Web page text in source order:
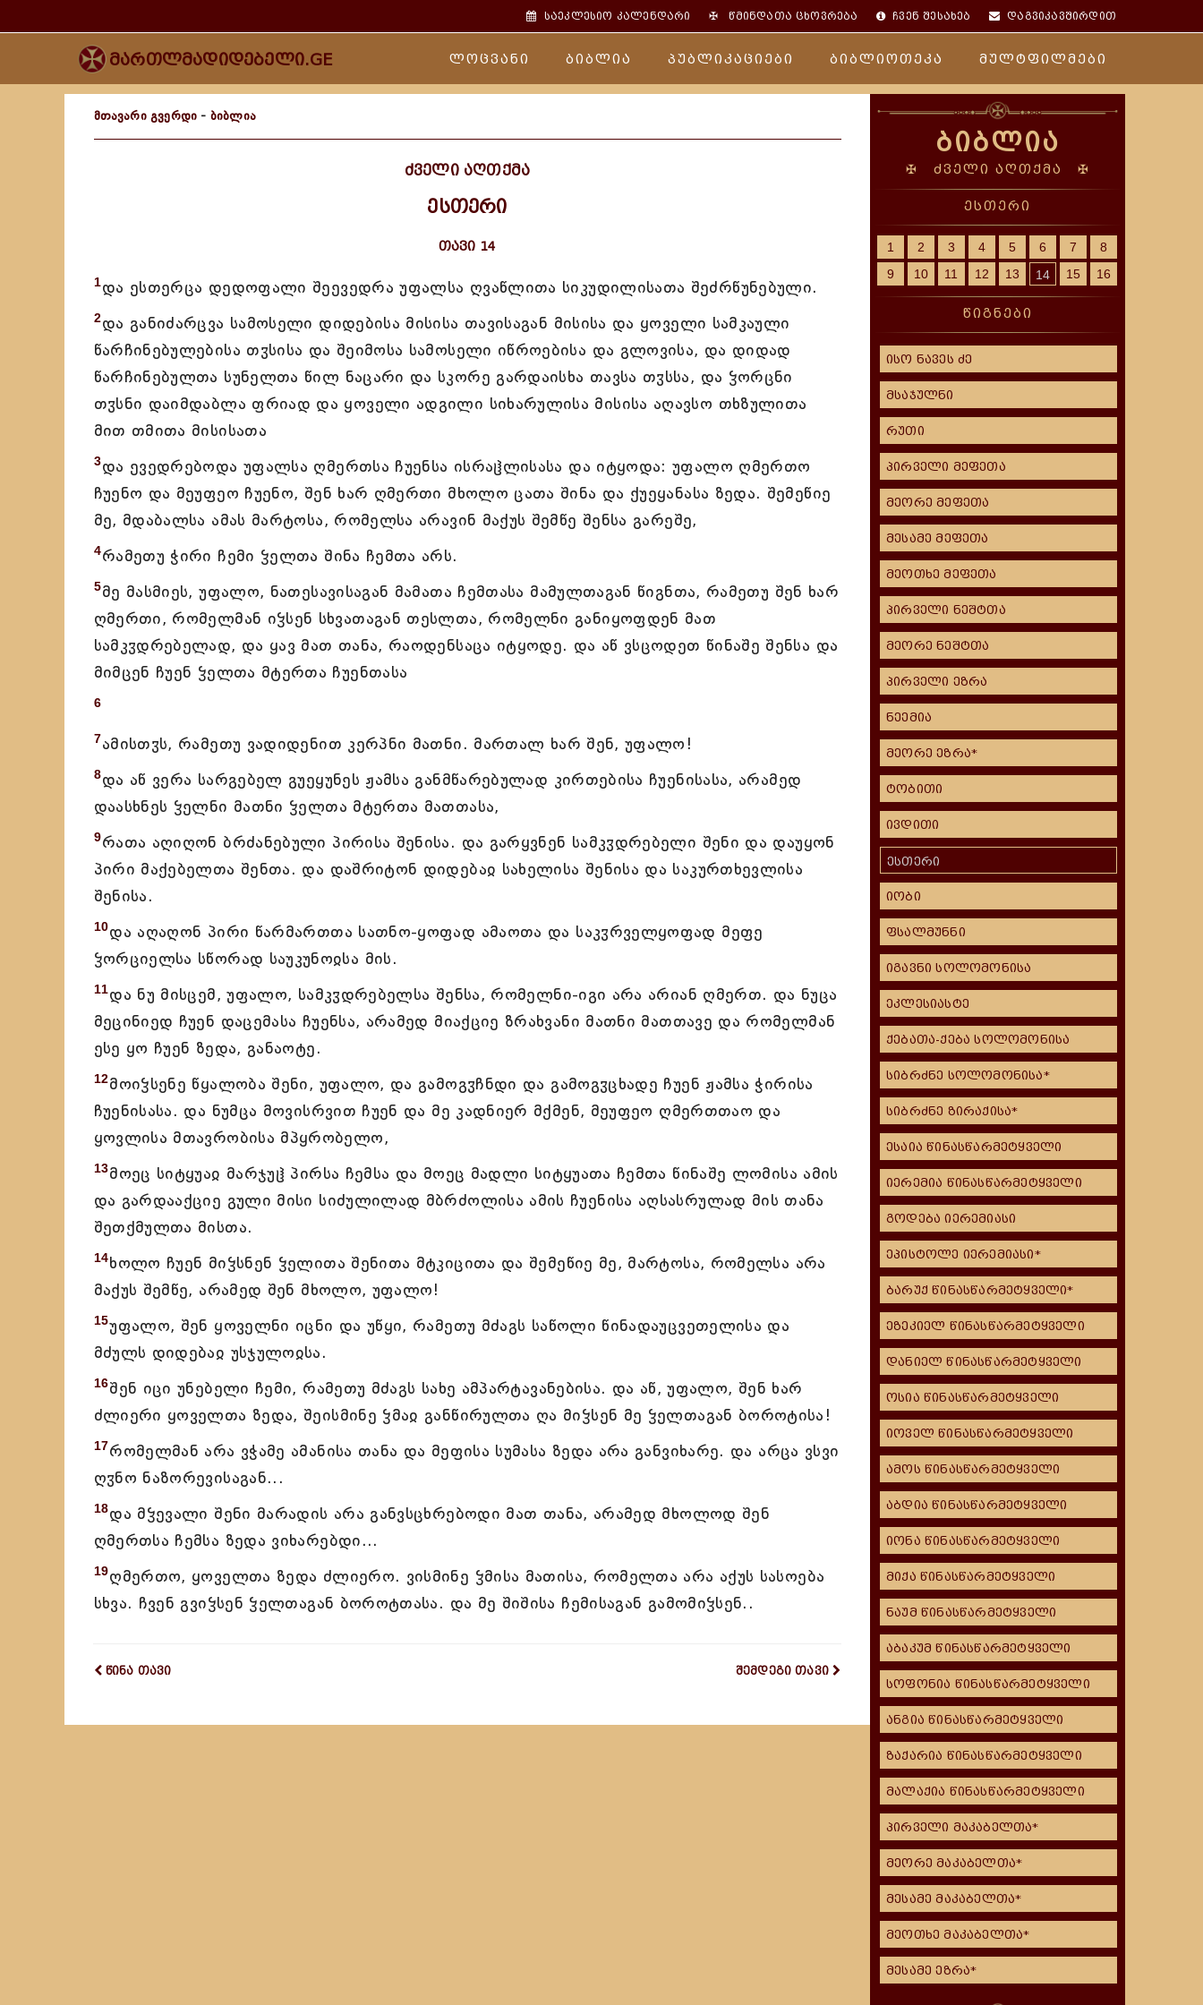
საეკლესიო კალენდარი ✠წმინდათა ცხოვრება ჩვენ შესახებ დაგვიკავშირდით
მართლმადიდებელი.GE ლოცვანი ბიბლია პუბლიკაციები ბიბლიოთეკა მულტფილმები
მთავარი გვერდი - ბიბლია
ძველი აღთქმა
ესთერი
თავი 14
1და ესთერცა დედოფალი შეევედრა უფალსა ღვაწლითა სიკუდილისათა შეძრწუნებული.
2და განიძარცვა სამოსელი დიდებისა მისისა თავისაგან მისისა და ყოველი სამკაული
წარჩინებულებისა თჳსისა და შეიმოსა სამოსელი იწროებისა და გლოვისა, და დიდად
წარჩინებულთა სუნელთა წილ ნაცარი და სკორე გარდაისხა თავსა თჳსსა, და ჴორცნი
თჳსნი დაიმდაბლა ფრიად და ყოველი ადგილი სიხარულისა მისისა აღავსო თხზულითა
მით თმითა მისისათა
3და ევედრებოდა უფალსა ღმერთსა ჩუენსა ისრაჱლისასა და იტყოდა: უფალო ღმერთო
ჩუენო და მეუფეო ჩუენო, შენ ხარ ღმერთი მხოლო ცათა შინა და ქუეყანასა ზედა. შემეწიე
მე, მდაბალსა ამას მარტოსა, რომელსა არავინ მაქუს შემწე შენსა გარეშე,
4რამეთუ ჭირი ჩემი ჴელთა შინა ჩემთა არს.
5მე მასმიეს, უფალო, ნათესავისაგან მამათა ჩემთასა მამულთაგან წიგნთა, რამეთუ შენ ხარ
ღმერთი, რომელმან იჴსენ სხვათაგან თესლთა, რომელნი განიყოფდენ მათ
სამკჳდრებელად, და ყავ მათ თანა, რაოდენსაცა იტყოდე. და აწ ვსცოდეთ წინაშე შენსა და
მიმცენ ჩუენ ჴელთა მტერთა ჩუენთასა
6
7ამისთჳს, რამეთუ ვადიდენით კერპნი მათნი. მართალ ხარ შენ, უფალო!
8და აწ ვერა სარგებელ გუეყუნეს ჟამსა განმწარებულად კირთებისა ჩუენისასა, არამედ
დაასხნეს ჴელნი მათნი ჴელთა მტერთა მათთასა,
9რათა აღიღონ ბრძანებული პირისა შენისა. და გარყვნენ სამკჳდრებელი შენი და დაუყონ
პირი მაქებელთა შენთა. და დაშრიტონ დიდებაჲ სახელისა შენისა და საკურთხევლისა
შენისა.
10და აღაღონ პირი წარმართთა სათნო-ყოფად ამაოთა და საკჳრველყოფად მეფე
ჴორციელსა სწორად საუკუნოჲსა მის.
11და ნუ მისცემ, უფალო, სამკჳდრებელსა შენსა, რომელნი-იგი არა არიან ღმერთ. და ნუცა
მეცინიედ ჩუენ დაცემასა ჩუენსა, არამედ მიაქციე ზრახვანი მათნი მათთავე და რომელმან
ესე ყო ჩუენ ზედა, განაოტე.
12მოიჴსენე წყალობა შენი, უფალო, და გამოგჳჩნდი და გამოგჳცხადე ჩუენ ჟამსა ჭირისა
ჩუენისასა. და ნუმცა მოვისრვით ჩუენ და მე კადნიერ მქმენ, მეუფეო ღმერთთაო და
ყოვლისა მთავრობისა მპყრობელო,
13მოეც სიტყუაჲ მარჯუჱ პირსა ჩემსა და მოეც მადლი სიტყუათა ჩემთა წინაშე ლომისა ამის
და გარდააქციე გული მისი სიძულილად მბრძოლისა ამის ჩუენისა აღსასრულად მის თანა
შეთქმულთა მისთა.
14ხოლო ჩუენ მიჴსნენ ჴელითა შენითა მტკიცითა და შემეწიე მე, მარტოსა, რომელსა არა
მაქუს შემწე, არამედ შენ მხოლო, უფალო!
15უფალო, შენ ყოველნი იცნი და უწყი, რამეთუ მძაგს საწოლი წინადაუცვეთელისა და
მძულს დიდებაჲ უსჯულოჲსა.
16შენ იცი უნებელი ჩემი, რამეთუ მძაგს სახე ამპარტავანებისა. და აწ, უფალო, შენ ხარ
ძლიერი ყოველთა ზედა, შეისმინე ჴმაჲ განწირულთა ღა მიჴსენ მე ჴელთაგან ბოროტისა!
17რომელმან არა ვჭამე ამანისა თანა და მეფისა სუმასა ზედა არა განვიხარე. და არცა ვსვი
ღჳნო ნაზორევისაგან...
18და მჴევალი შენი მარადის არა განვსცხრებოდი მათ თანა, არამედ მხოლოდ შენ
ღმერთსა ჩემსა ზედა ვიხარებდი...
19ღმერთო, ყოველთა ზედა ძლიერო. ვისმინე ჴმისა მათისა, რომელთა არა აქუს სასოება
სხვა. ჩვენ გვიჴსენ ჴელთაგან ბოროტთასა. და მე შიშისა ჩემისაგან გამომიჴსენ..
წინა თავი შემდეგი თავი
ბიბლია
✠ ძველი აღთქმა ✠
ესთერი
1 2 3 4 5 6 7
8
9
10 11 12 13 14 15 16
წიგნები
ისო ნავეს ძე
მსაჯულნი
რუთი
პირველი მეფეთა
მეორე მეფეთა
მესამე მეფეთა
მეოთხე მეფეთა
პირველი ნეშტთა
მეორე ნეშტთა
პირველი ეზრა
ნეემია
მეორე ეზრა*
ტობითი
ივდითი
ესთერი
იობი
ფსალმუნნი
იგავნი სოლომონისა
ეკლესიასტე
ქებათა-ქება სოლომონისა
სიბრძნე სოლომონისა*
სიბრძნე ზირაქისა*
ესაია წინასწარმეტყველი
იერემია წინასწარმეტყველი
გოდება იერემიასი
ეპისტოლე იერემიასი*
ბარუქ წინასწარმეტყველი*
ეზეკიელ წინასწარმეტყველი
დანიელ წინასწარმეტყველი
ოსია წინასწარმეტყველი
იოველ წინასწარმეტყველი
ამოს წინასწარმეტყველი
აბდია წინასწარმეტყველი
იონა წინასწარმეტყველი
მიქა წინასწარმეტყველი
ნაუმ წინასწარმეტყველი
აბაკუმ წინასწარმეტყველი
სოფონია წინასწარმეტყველი
ანგია წინასწარმეტყველი
ზაქარია წინასწარმეტყველი
მალაქია წინასწარმეტყველი
პირველი მაკაბელთა*
მეორე მაკაბელთა*
მესამე მაკაბელთა*
მეოთხე მაკაბელთა*
მესამე ეზრა*